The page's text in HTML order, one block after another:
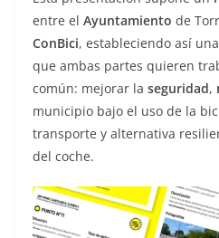
entre el Ayuntamiento de
ConBici, estableciendo así
que ambas partes quieren
común: mejorar la seguridad,
municipio bajo el uso de la
transporte y alternativa
del coche.